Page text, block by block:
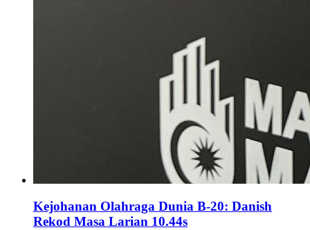
Kejohanan Olahraga Dunia B-20: Danish
Rekod Masa Larian 10.44s